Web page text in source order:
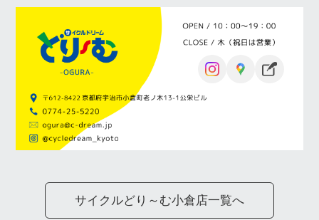
サイクルどり～む小倉店一覧へ